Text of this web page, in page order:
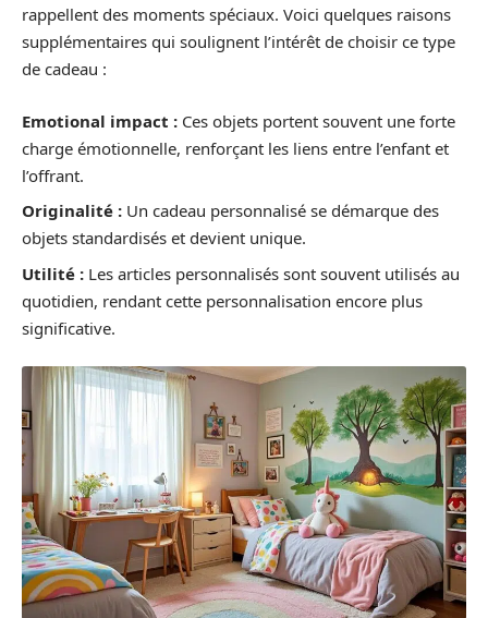
rappellent des moments spéciaux. Voici quelques raisons
supplémentaires qui soulignent l’intérêt de choisir ce type
de cadeau :
Emotional impact : Ces objets portent souvent une forte
charge émotionnelle, renforçant les liens entre l’enfant et
l’offrant.
Originalité : Un cadeau personnalisé se démarque des
objets standardisés et devient unique.
Utilité : Les articles personnalisés sont souvent utilisés au
quotidien, rendant cette personnalisation encore plus
significative.